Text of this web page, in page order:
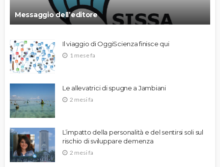
Messaggio dell’editore
Il viaggio di OggiScienza finisce qui
1 mese fa
Le allevatrici di spugne a Jambiani
2 mesi fa
L’impatto della personalità e del sentirsi soli sul
rischio di sviluppare demenza
2 mesi fa